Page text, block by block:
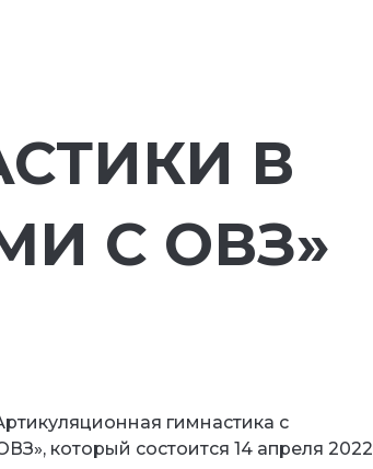
В
С ОВЗ»
гимнастика с
который состоится 14 апреля 2022